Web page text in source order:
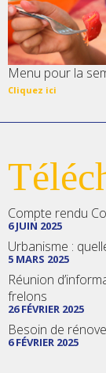
Menu pour la
Cliquez ici
Compte rendu
6 JUIN 2025
Urbanisme :
5 MARS 2025
Réunion
frelons
26 FÉVRIER 2025
Besoin de
6 FÉVRIER 2025